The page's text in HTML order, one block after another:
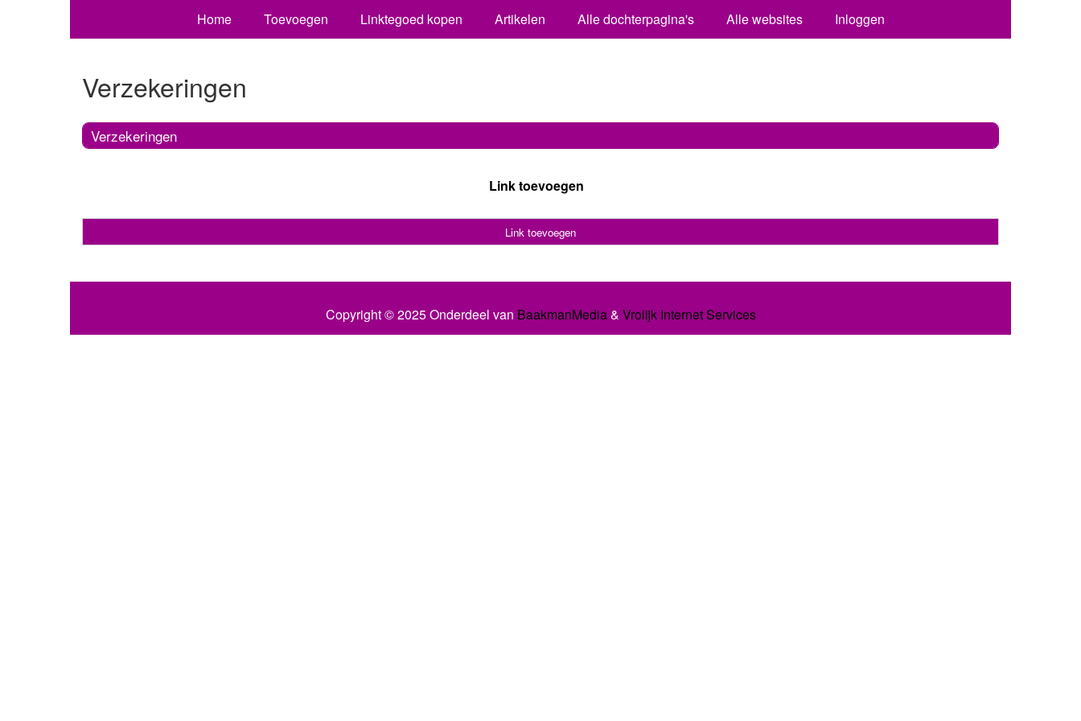
Home Toevoegen Linktegoed kopen Artikelen Alle dochterpagina's Alle websites Inloggen
Verzekeringen
Verzekeringen
Link toevoegen
Link toevoegen
Copyright © 2025 Onderdeel van BaakmanMedia& Vrolijk Internet Services